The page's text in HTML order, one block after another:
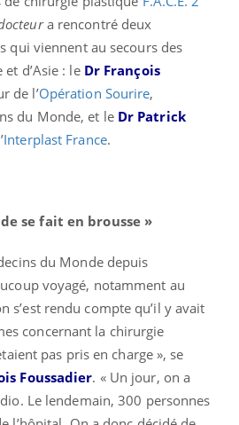
a rencontré deux
qui viennent au secours des
d’Asie : le Dr François
de l’Opération Sourire,
du Monde, et le Dr Patrick
Interplast France.
se fait en brousse »
du Monde depuis
voyagé, notamment au
s’est rendu compte qu’il y avait
concernant la chirurgie
pas pris en charge », se
Foussadier. « Un jour, on a
Le lendemain, 300 personnes